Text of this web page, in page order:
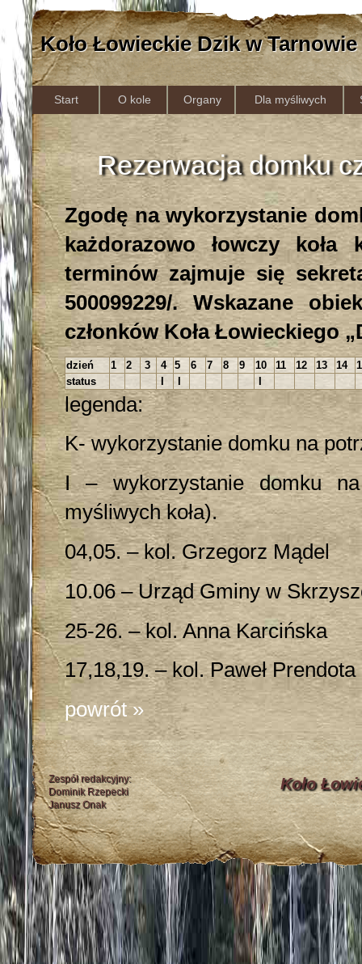
Koło Łowieckie Dzik w Tarnowie
Start O kole Organy Dla myśliwych
Rezerwacja domku
Zgodę na wykorzystanie
każdorazowo łowczy koła
terminów zajmuje się
500099229/. Wskazane
członków Koła Łowieckiego
dzień 1 2 3 4 5 6 7 8 9 10 11 12 13 14
status
I I I
legenda:
K- wykorzystanie domku na
I – wykorzystanie domku
myśliwych koła).
04,05. – kol. Grzegorz Mądel
10.06 – Urząd Gminy w
25-26. – kol. Anna Karcińska
17,18,19. – kol. Paweł Prendota
powrót »
Zespół redakcyjny:
Dominik Rzepecki
Janusz Onak
Koło